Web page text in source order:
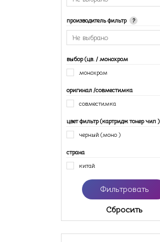
производитель фильтр ?
выбор (цв. / монохром
монохром
оригинал /совместимка
совместимка
цвет фильтр (картридж тонер чип )
черный (моно )
страна
китай
Cбросить